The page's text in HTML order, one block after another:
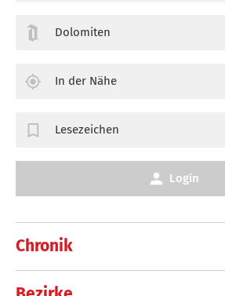
Chronik
Dolomiten
In der Nähe
Lesezeichen
Login